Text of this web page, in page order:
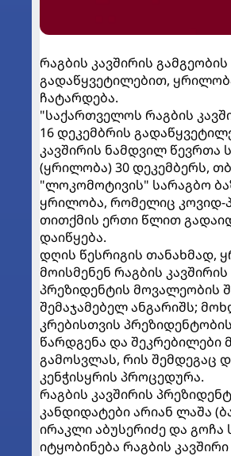
რაგბის კავშირის გამგეობის
გადაწყვეტილებით,
ჩატარდება.
"საქართველოს რაგბის
16 დეკემბრის
კავშირის ნამდვილ წევრთა
(ყრილობა) 30 დეკემბერს,
"ლოკომოტივის" სარაგბო
ყრილობა, რომელიც კოვიდ-
თითქმის ერთი წლით
დაიწყება.
დღის წესრიგის თანახმად,
მოისმენენ რაგბის
პრეზიდენტის მოვალეობის
შემაჯამებელ ანგარიშს;
კრებისთვის
წარდგენა და შეკრებილები
გამოსვლას, რის შემდეგაც
კენჭისყრის პროცედურა.
რაგბის კავშირის
კანდიდატები არიან ლაშა
ირაკლი აბუსერიძე და გოჩა
იტყობინება რაგბის